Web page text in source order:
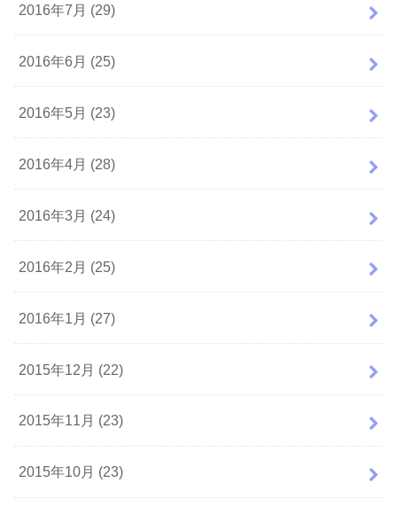
2016年7月 (29)
2016年6月 (25)
2016年5月 (23)
2016年4月 (28)
2016年3月 (24)
2016年2月 (25)
2016年1月 (27)
2015年12月 (22)
2015年11月 (23)
2015年10月 (23)